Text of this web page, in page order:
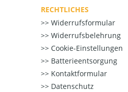
RECHTLICHES
Widerrufsformular
Widerrufsbelehrung
Cookie-Einstellungen
Batterieentsorgung
Kontaktformular
Datenschutz